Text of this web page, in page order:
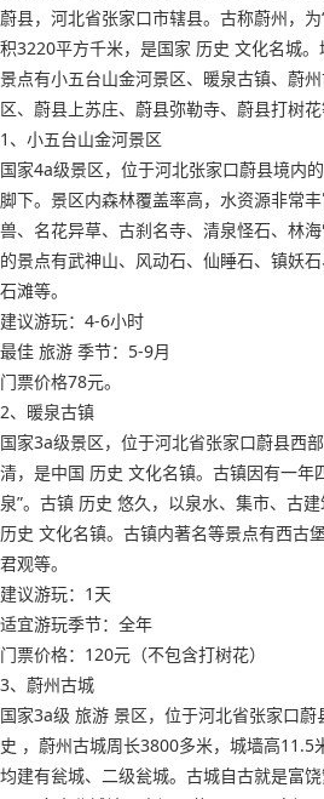
蔚县，河北省张家口市辖县。古称蔚州，
积3220平方千米，是国家 历史 文化名城
景点有小五台山金河景区、暖泉古镇、蔚
区、蔚县上苏庄、蔚县弥勒寺、蔚县打树花
1、小五台山金河景区
国家4a级景区，位于河北张家口蔚县境内
脚下。景区内森林覆盖率高，水资源非常
兽、名花异草、古刹名寺、清泉怪石、林
的景点有武神山、风动石、仙睡石、镇妖
石滩等。
建议游玩：4-6小时
最佳 旅游 季节：5-9月
门票价格78元。
2、暖泉古镇
国家3a级景区，位于河北省张家口蔚县西
清，是中国 历史 文化名镇。古镇因有一年
泉”。古镇 历史 悠久，以泉水、集市、古
历史 文化名镇。古镇内著名等景点有西古
君观等。
建议游玩：1天
适宜游玩季节：全年
门票价格：120元（不包含打树花）
3、蔚州古城
国家3a级 旅游 景区，位于河北省张家口
史 ，蔚州古城周长3800多米，城墙高11.5
均建有瓮城、二级瓮城。古城自古就是富